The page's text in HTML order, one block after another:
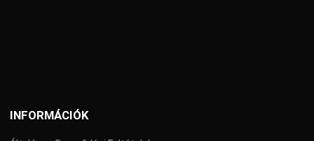
INFORMÁCIÓK